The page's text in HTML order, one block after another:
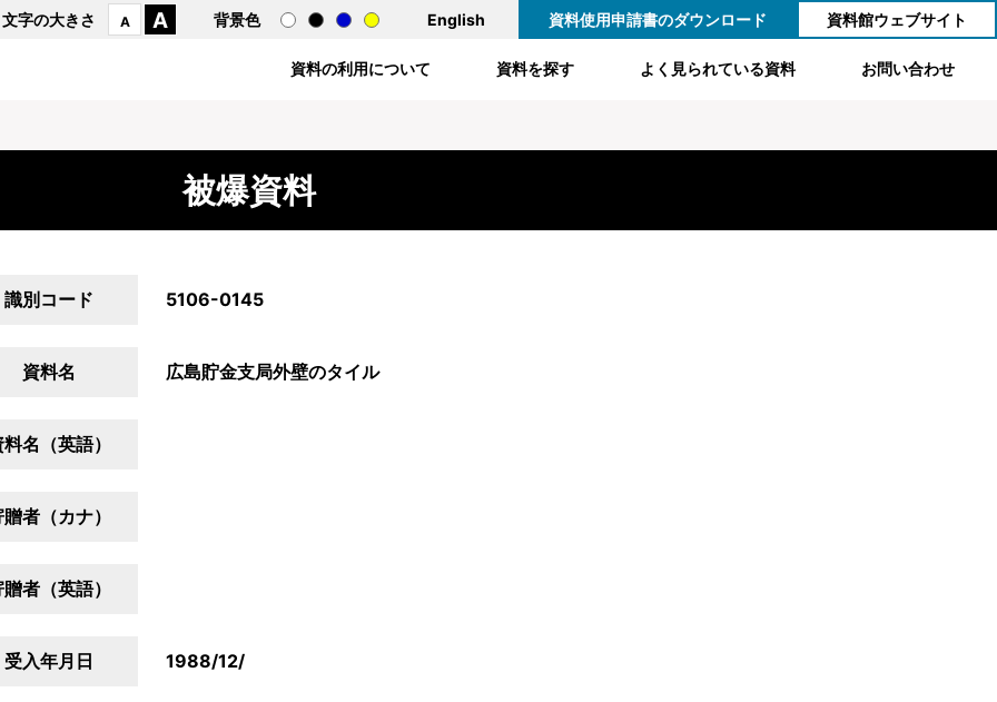
文字の大きさ A A 背景色 English 資料使用申請書のダウンロード 資料館ウェブサイト
資料の利用について 資料を探す よく見られている資料 お問い合わせ
被爆資料
識別コード 5106-0145
資料名 広島貯金支局外壁のタイル
名（英語）
者（カナ）
者（英語）
受入年月日 1988/12/